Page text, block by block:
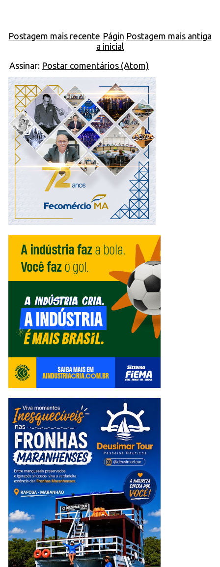
Postagem mais recente Postagem mais antiga
Págin
a inicial
Assinar: Postar comentários (Atom)